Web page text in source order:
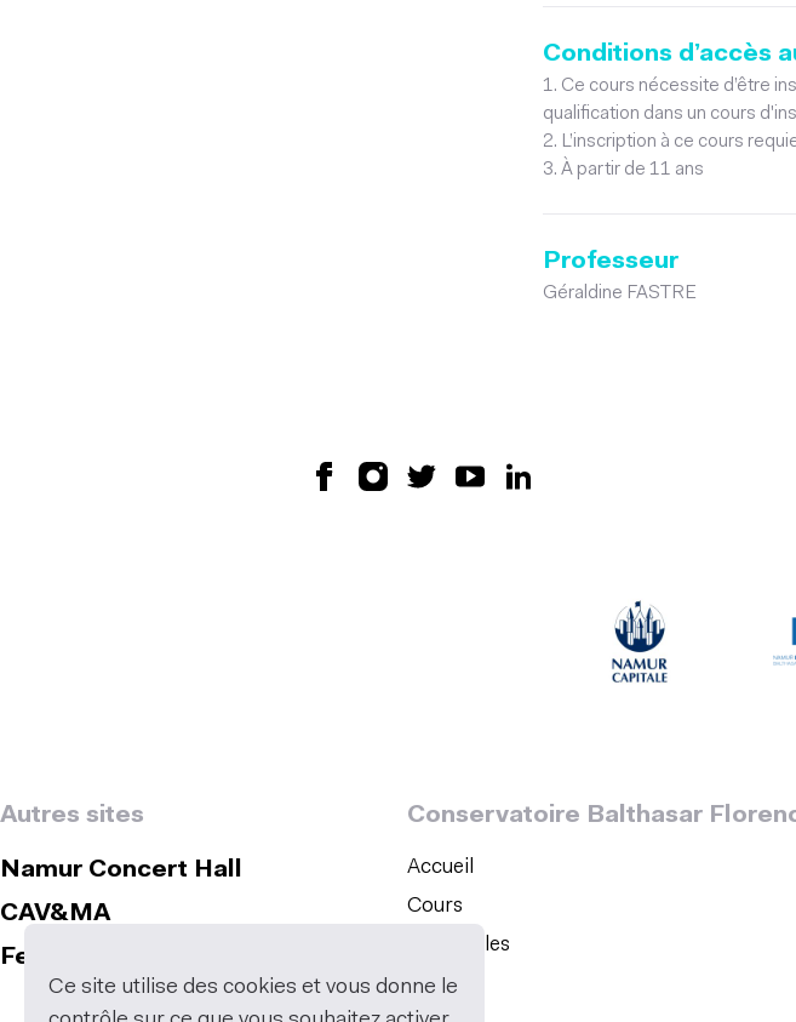
Conditions d’accès
1. Ce cours nécessite d’être
qualification dans un cours
2. L’inscription à ce cours
3. À partir de 11 ans
Professeur
Géraldine FASTRE
Autres sites
Namur Concert Hall
CAV&MA
Festival Musical de Namur
Conservatoire Balthasar
Accueil
Cours
Spectacles
Ce site utilise des cookies et vous donne le